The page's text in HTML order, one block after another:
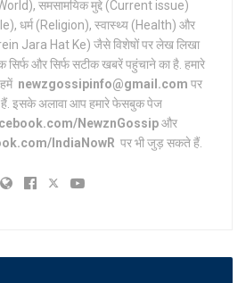
समसामयिक मुद्दे (Current issue)
धर्म (Religion), स्वास्थ्य (Health) और
Jara Hat Ke) जैसे विशेषों पर लेख लिखा
सिर्फ और सिर्फ सटीक खबरें पहुंचाने का है. हमारे
newzgossipinfo@gmail.com पर
इसके अलावा आप हमारे फेसबुक पेज
NewznGossipऔर
IndiaNowR पर भी जुड़ सकते हैं.